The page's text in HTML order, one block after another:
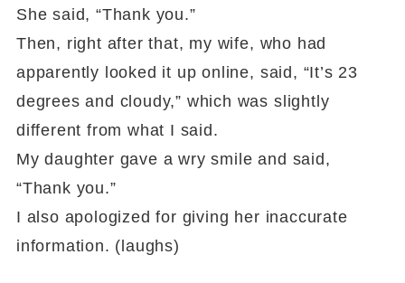
She said, “Thank you.”
Then, right after that, my wife, who had
apparently looked it up online, said, “It’s 23
degrees and cloudy,” which was slightly
different from what I said.
My daughter gave a wry smile and said,
“Thank you.”
I also apologized for giving her inaccurate
information. (laughs)